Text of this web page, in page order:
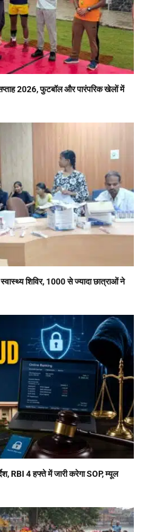
2026, फुटबॉल और पारंपरिक खेलों में
शिविर, 1000 से ज्यादा छात्राओं ने
RBI 4 हफ्ते में जारी करेगा SOP, म्यूल